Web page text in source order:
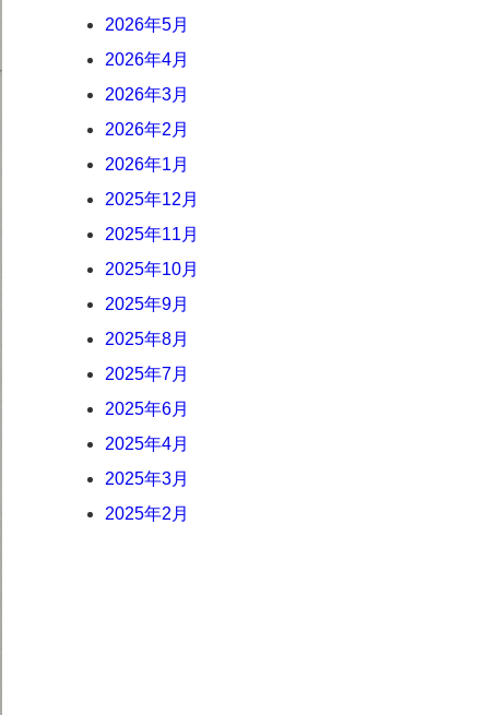
2026年5月
2026年4月
2026年3月
2026年2月
2026年1月
2025年12月
2025年11月
2025年10月
2025年9月
2025年8月
2025年7月
2025年6月
2025年4月
2025年3月
2025年2月